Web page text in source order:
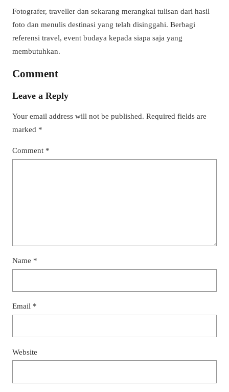
Fotografer, traveller dan sekarang merangkai tulisan dari hasil
foto dan menulis destinasi yang telah disinggahi. Berbagi
referensi travel, event budaya kepada siapa saja yang
membutuhkan.
Comment
Leave a Reply
Your email address will not be published. Required fields are
marked *
Comment *
Name *
Email *
Website